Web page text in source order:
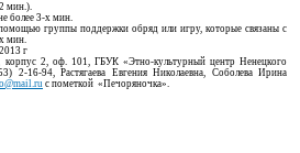
мин.).
более 3-х мин.
группы поддержки обряд или игру, которые связаны с
мин.
г
2, оф. 101, ГБУК «Этно-культурный центр Ненецкого
2-16-94, Растягаева Евгения Николаевна, Соболева Ирина
с пометкой «Печоряночка».